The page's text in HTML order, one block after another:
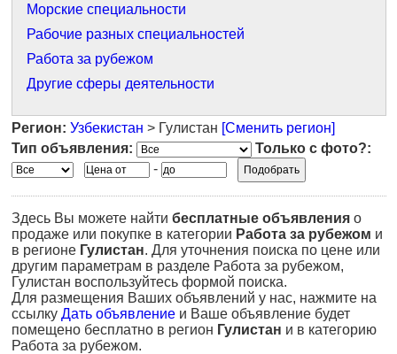
Морские специальности
Рабочие разных специальностей
Работа за рубежом
Другие сферы деятельности
Регион: Узбекистан > Гулистан [Сменить регион]
Тип объявления:
Только с фото?:
-
Здесь Вы можете найти бесплатные объявления о
продаже или покупке в категории Работа за рубежом и
в регионе Гулистан. Для уточнения поиска по цене или
другим параметрам в разделе Работа за рубежом,
Гулистан воспользуйтесь формой поиска.
Для размещения Ваших объявлений у нас, нажмите на
ссылку Дать объявление и Ваше объявление будет
помещено бесплатно в регион Гулистан и в категорию
Работа за рубежом.